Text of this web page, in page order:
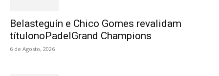
Belasteguín e Chico Gomes revalidam
títulonoPadelGrand Champions
6 de Agosto, 2026